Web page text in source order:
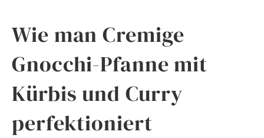
Wie man Cremige
Gnocchi-Pfanne mit
Kürbis und Curry
perfektioniert